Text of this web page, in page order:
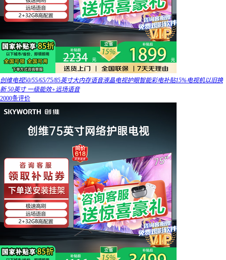
创维电视50/55/65/75/85英寸大内存语音液晶电视护眼智能彩电补贴15%电视机以旧换
新 50英寸 一级能效+远场语音
2000条评价